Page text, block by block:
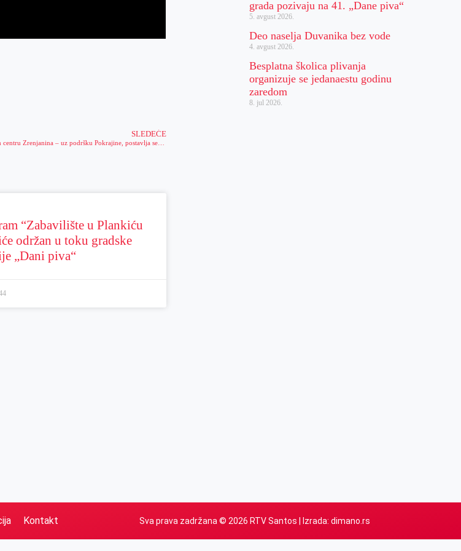
SLEDEĆE
Počeli radovi u Kulturnom centru Zrenjanina – uz podršku Pokrajine, postavlja se najsavremenija scenska rasveta, ozvučenje i video oprema
“Zabavilište u Plankiću
održan u toku gradske
„Dani piva“
grada pozivaju na 41. „Dane piva“
5. avgust 2026.
Deo naselja Duvanika bez vode
4. avgust 2026.
Besplatna školica plivanja
organizuje se jedanaestu godinu
zaredom
8. jul 2026.
Kontakt Sva prava zadržana © 2026 RTV Santos | Izrada: dimano.rs